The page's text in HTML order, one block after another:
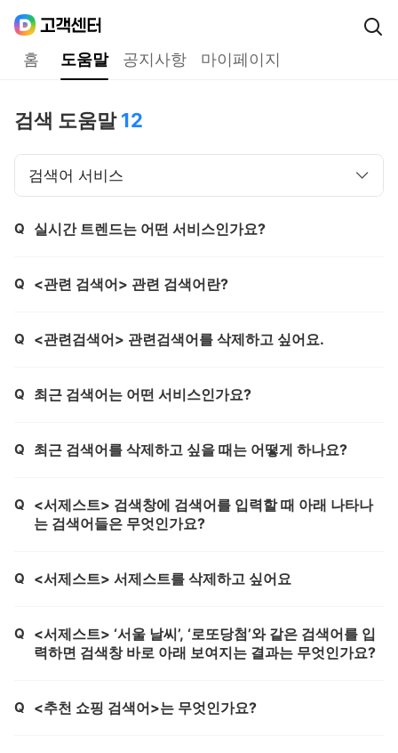
홈 도움말 공지사항 마이페이지
검색 도움말 12
검색어 서비스
Q 실시간 트렌드는 어떤 서비스인가요?
Q <관련 검색어> 관련 검색어란?
Q <관련검색어> 관련검색어를 삭제하고 싶어요.
Q 최근 검색어는 어떤 서비스인가요?
Q 최근 검색어를 삭제하고 싶을 때는 어떻게 하나요?
Q
<서제스트> 검색창에 검색어를 입력할 때 아래 나타나
는 검색어들은 무엇인가요?
Q <서제스트> 서제스트를 삭제하고 싶어요
Q
<서제스트> ‘서울 날씨’, ‘로또당첨’와 같은 검색어를 입
력하면 검색창 바로 아래 보여지는 결과는 무엇인가요?
Q <추천 쇼핑 검색어>는 무엇인가요?